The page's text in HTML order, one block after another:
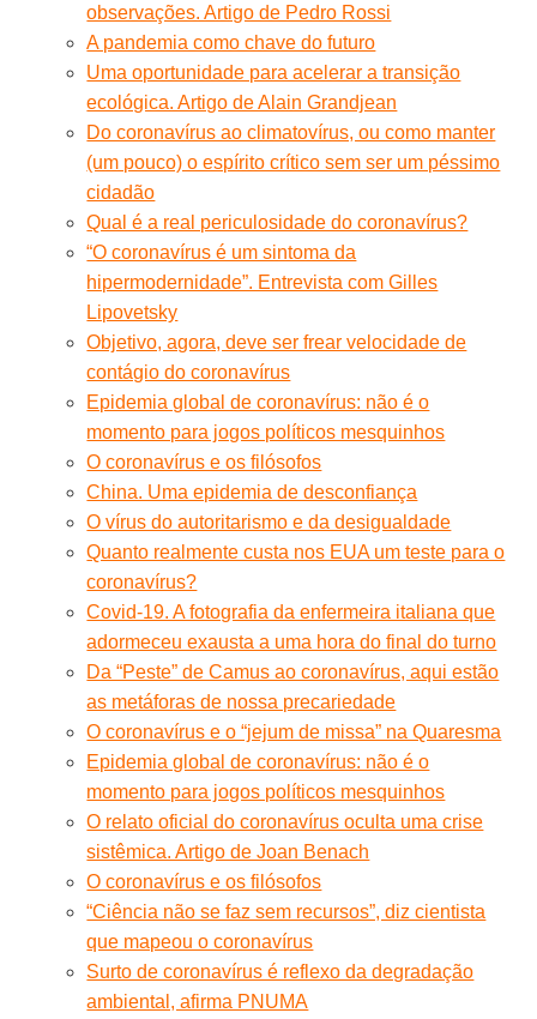
observações. Artigo de Pedro Rossi
A pandemia como chave do futuro
Uma oportunidade para acelerar a transição
ecológica. Artigo de Alain Grandjean
Do coronavírus ao climatovírus, ou como manter
(um pouco) o espírito crítico sem ser um péssimo
cidadão
Qual é a real periculosidade do coronavírus?
“O coronavírus é um sintoma da
hipermodernidade”. Entrevista com Gilles
Lipovetsky
Objetivo, agora, deve ser frear velocidade de
contágio do coronavírus
Epidemia global de coronavírus: não é o
momento para jogos políticos mesquinhos
O coronavírus e os filósofos
China. Uma epidemia de desconfiança
O vírus do autoritarismo e da desigualdade
Quanto realmente custa nos EUA um teste para o
coronavírus?
Covid-19. A fotografia da enfermeira italiana que
adormeceu exausta a uma hora do final do turno
Da “Peste” de Camus ao coronavírus, aqui estão
as metáforas de nossa precariedade
O coronavírus e o “jejum de missa” na Quaresma
Epidemia global de coronavírus: não é o
momento para jogos políticos mesquinhos
O relato oficial do coronavírus oculta uma crise
sistêmica. Artigo de Joan Benach
O coronavírus e os filósofos
“Ciência não se faz sem recursos”, diz cientista
que mapeou o coronavírus
Surto de coronavírus é reflexo da degradação
ambiental, afirma PNUMA